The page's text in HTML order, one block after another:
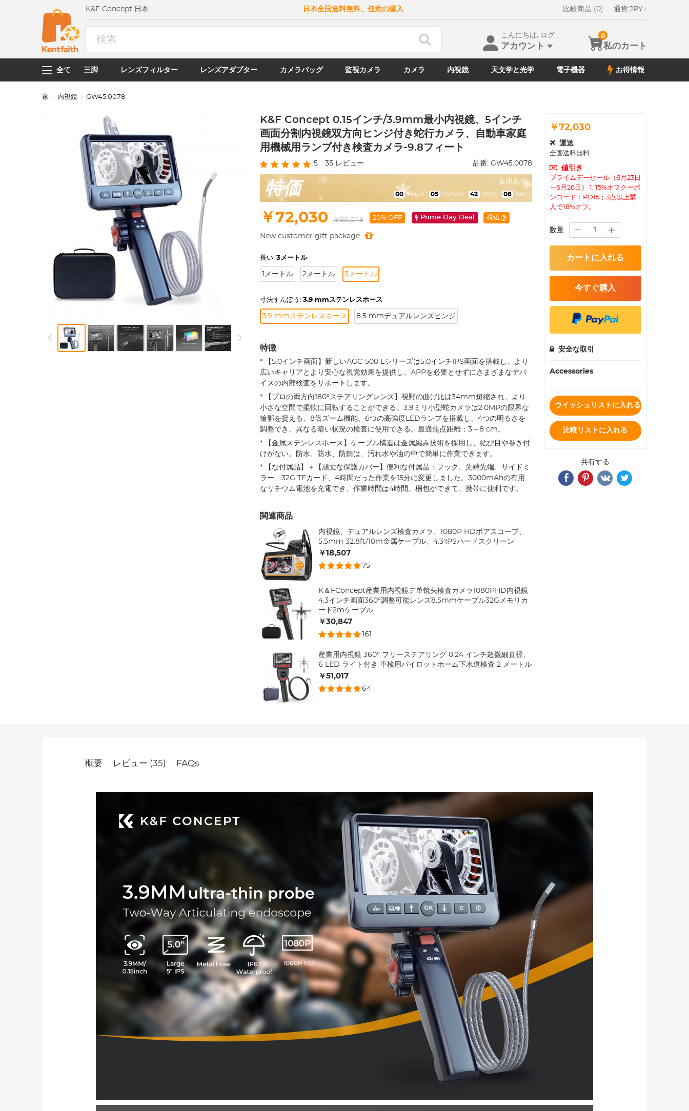
K&F Concept 日本 日本全国送料無料、任意の購入 比較商品 (0) 通貨:JPY
こんにちは, ログイン
アカウント 私のカート
0
全て 三脚 レンズフィルター レンズアダプター カメラバッグ 監視カメラ カメラ 内視鏡 天文学と光学 電子機器 お得情報
家 内視鏡 GW45.0078
K&F Concept 0.15インチ/3.9mm最小内視鏡、5インチ
画面分割内視鏡双方向ヒンジ付き蛇行カメラ、自動車家庭
用機械用ランプ付き検査カメラ-9.8フィート
5 35レビュー 品番: GW45.0078
特価 在庫あり
00 days : 05 hours : 42 min : 04 sec
￥72,030 ￥90,048 20% OFF Prime Day Deal 税込
New customer gift package
長い: 3メートル
1メートル 2メートル 3メートル
寸法すんぽう: 3.9 mmステンレスホース
3.9 mmステンレスホース 8.5 mmデュアルレンズヒンジ
特徴
* 【5.0インチ画面】新しいAGC-500 Lシリーズは5.0インチIPS画面を搭載し、より
広いキャリアとより安心な視覚効果を提供し、APPを必要とせずにさまざまなデバ
イスの内部検査をサポートします。
* 【プロの両方向180°ステアリングレンズ】視野の曲げ比は34mm短縮され、より
小さな空間で柔軟に回転することができる。3.9ミリ小型蛇カメラは2.0MPの限界な
輪郭を捉える、8倍ズーム機能、6つの高強度LEDランプを搭載し、4つの明るさを
調整でき、異なる暗い状況の検査に使用できる。最適焦点距離：3～8 cm。
* 【金属ステンレスホース】ケーブル構造は金属編み技術を採用し、結び目や巻き付
けがない。防水、防水、防錆は、汚れ水や油の中で簡単に作業できます。
* 【な付属品】＋【頑丈な保護カバー】便利な付属品：フック、先端先端、サイドミ
ラー、32G TFカード、4時間だった作業を15分に変更しました。3000mAhの有用
なリチウム電池を充電でき、作業時間は4時間。梱包ができて、携帯に便利です。
関連商品
内視鏡、デュアルレンズ検査カメラ、1080P HDボアスコープ、
5.5mm 32.8ft/10m金属ケーブル、4.3'IPSハードスクリーン
￥18,507
75
K＆FConcept産業用内視鏡デ单镜头検査カメラ1080PHD内視鏡
4.3インチ画面360°調整可能レンズ8.5mmケーブル32Gメモリカ
ード2mケーブル
￥30,847
161
産業用内視鏡 360° フリーステアリング 0.24 インチ超微細直径、
6 LED ライト付き 車検用パイロットホーム下水道検査 2 メートル
￥51,017
64
￥72,030
運送
全国送料無料
値引き
プライムデーセール（6月23日
～6月26日） 1. 15%オフクーポ
ンコード：PD15；3点以上購
入で18%オフ。
数量
カートに入れる
今すぐ購入
安全な取引
Accessories
ウイッシュリストに入れる
比較リストに入れる
共有する
概要 レビュー (35) FAQs